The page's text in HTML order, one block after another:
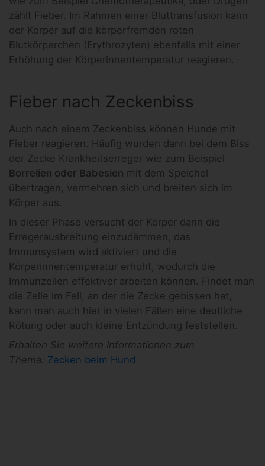
zählt Fieber. Im Rahmen einer Bluttransfusion kann
der Körper auf die körperfremden roten
Blutkörperchen (Erythrozyten) ebenfalls mit einer
Erhöhung der Körperinnentemperatur reagieren.
Fieber nach Zeckenbiss
Auch nach einem Zeckenbiss können Hunde mit
Fieber reagieren. Häufig wurden dann bei dem Biss
der Zecke Krankheitserreger wie zum Beispiel
Borrelien oder Babesien mit dem Speichel
übertragen, vermehren sich und breiten sich im
Körper aus.
In dieser Phase versucht der Körper dann die
Erregerausbreitung einzudämmen, das
Immunsystem wird aktiviert und die
Körperinnentemperatur erhöht, wodurch die
Immunzellen effektiver arbeiten können. Findet man
die Zelle im Fell, an der die Zecke gebissen hat,
kann man auch hier in vielen Fällen eine deutliche
Rötung oder auch kleine Entzündung feststellen.
Erhalten Sie weitere Informationen zum
Thema: Zecken beim Hund